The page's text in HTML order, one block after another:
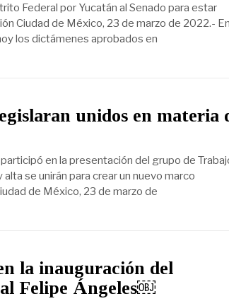
Federal por Yucatán al Senado para estar
Ciudad de México, 23 de marzo de 2022.-
los dictámenes aprobados en
unidos en materia
en la presentación del grupo de
se unirán para crear un nuevo marco
de México, 23 de marzo de
la inauguración del
Felipe Ángeles￼